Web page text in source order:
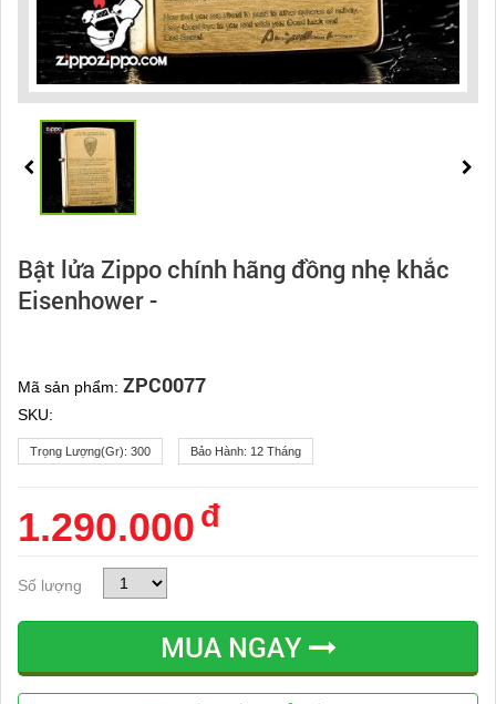
Bật lửa Zippo chính hãng đồng nhẹ khắc
Eisenhower -
Mã sản phẩm: ZPC0077
SKU:
Trọng Lượng(gr): 300 Bảo Hành: 12 Tháng
1.290.000 đ
Số lượng
MUA NGAY